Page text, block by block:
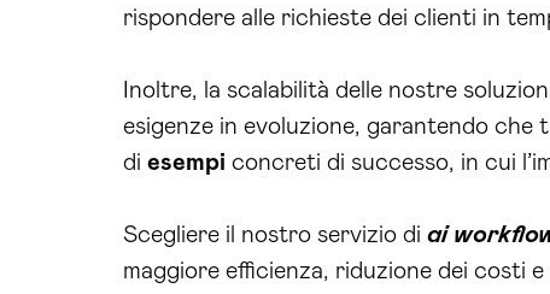
rispondere alle richieste dei clienti in
Inoltre, la scalabilità delle nostre
esigenze in evoluzione, garantendo
di esempi concreti di successo, in cui
Scegliere il nostro servizio di ai
maggiore efficienza, riduzione dei costi